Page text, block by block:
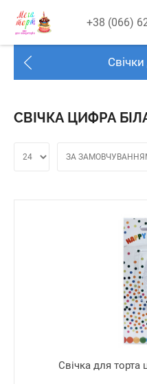
+38 (066)
СВІЧКА ЦИФРА
Свічка для торта